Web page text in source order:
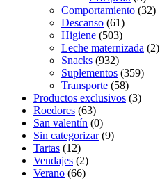
Comportamiento (32)
Descanso (61)
Higiene (503)
Leche maternizada (2)
Snacks (932)
Suplementos (359)
Transporte (58)
Productos exclusivos (3)
Roedores (63)
San valentín (0)
Sin categorizar (9)
Tartas (12)
Vendajes (2)
Verano (66)